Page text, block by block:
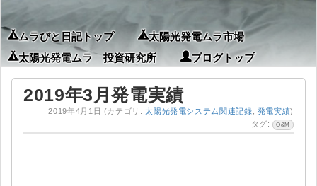
ムラびと日記トップ
太陽光発電ムラ市場
太陽光発電ムラ 投資研究所
ブログトップ
2019年3月発電実績
2019年4月1日 (カテゴリ:太陽光発電システム関連記録 発電実績)
タグ:
O&M